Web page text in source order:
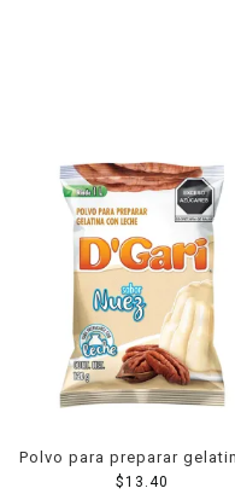
Polvo para preparar
´Gari de leche sabor nuez
$13.40